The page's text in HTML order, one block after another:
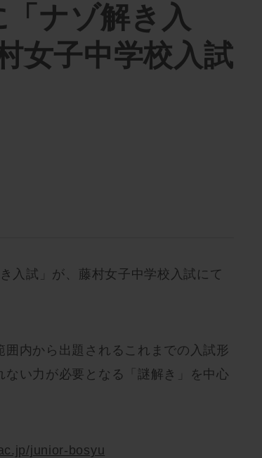
ナゾ解き入
女子中学校入試
入試」が、藤村女子中学校入試にて
囲内から出題されるこれまでの入試形
ない力が必要となる「謎解き」を中心
junior-bosyu